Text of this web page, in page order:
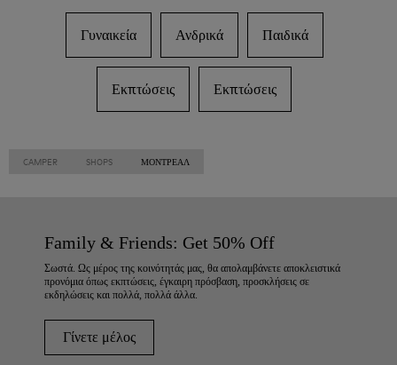
Γυναικεία Ανδρικά Παιδικά
Εκπτώσεις Εκπτώσεις
CAMPER SHOPS ΜΌΝΤΡΕΑΛ
Family & Friends: Get 50% Off
Σωστά. Ως μέρος της κοινότητάς μας, θα απολαμβάνετε αποκλειστικά
προνόμια όπως εκπτώσεις, έγκαιρη πρόσβαση, προσκλήσεις σε
εκδηλώσεις και πολλά, πολλά άλλα.
Γίνετε μέλος